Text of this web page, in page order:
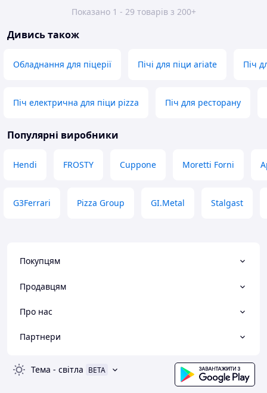
Показано 1 - 29 товарів з 200+
Дивись також
Обладнання для піцерії Пічі для піци ariate Піч
Піч електрична для піци pizza Піч для ресторану
Популярні виробники
Hendi FROSTY Cuppone Moretti Forni
G3Ferrari Pizza Group GI.Metal Stalgast
Покупцям
Продавцям
Про нас
Партнери
Тема - світла BETA